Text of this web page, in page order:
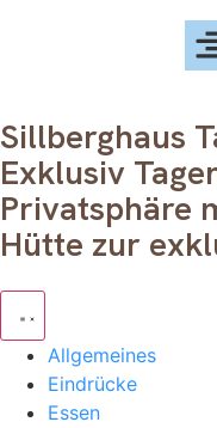
Sillberghaus
Exklusiv
Privatsphäre
Hütte zur
Allgemeines
Eindrücke
Essen